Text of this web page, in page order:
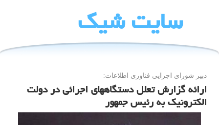
سایت شیك
دبیر شورای اجرایی فناوری اطلاعات:
ارائه گزارش تعلل دستگاههای اجرائی در دولت
الكترونیك به رئیس جمهور